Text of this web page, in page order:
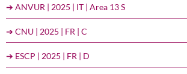
➔ ANVUR | 2025 | IT | Area 13 S
➔ CNU | 2025 | FR | C
➔ ESCP | 2025 | FR | D